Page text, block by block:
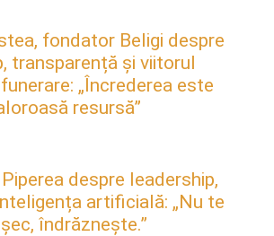
fondator Beligi despre
transparență și viitorul
„Încrederea este
resursă”
despre leadership,
artificială: „Nu te
îndrăznește.”